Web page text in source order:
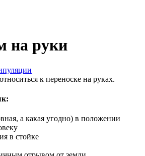
на руки
к переноске на руках.
а какая угодно) в положении
в стойке